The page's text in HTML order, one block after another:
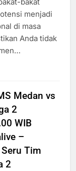
menjadi
di masa
Anda tidak
Medan vs
2
WIB
–
Tim
2